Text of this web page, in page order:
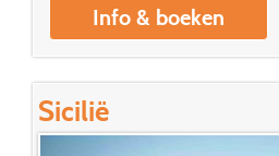
Info & boeken
Sicilië